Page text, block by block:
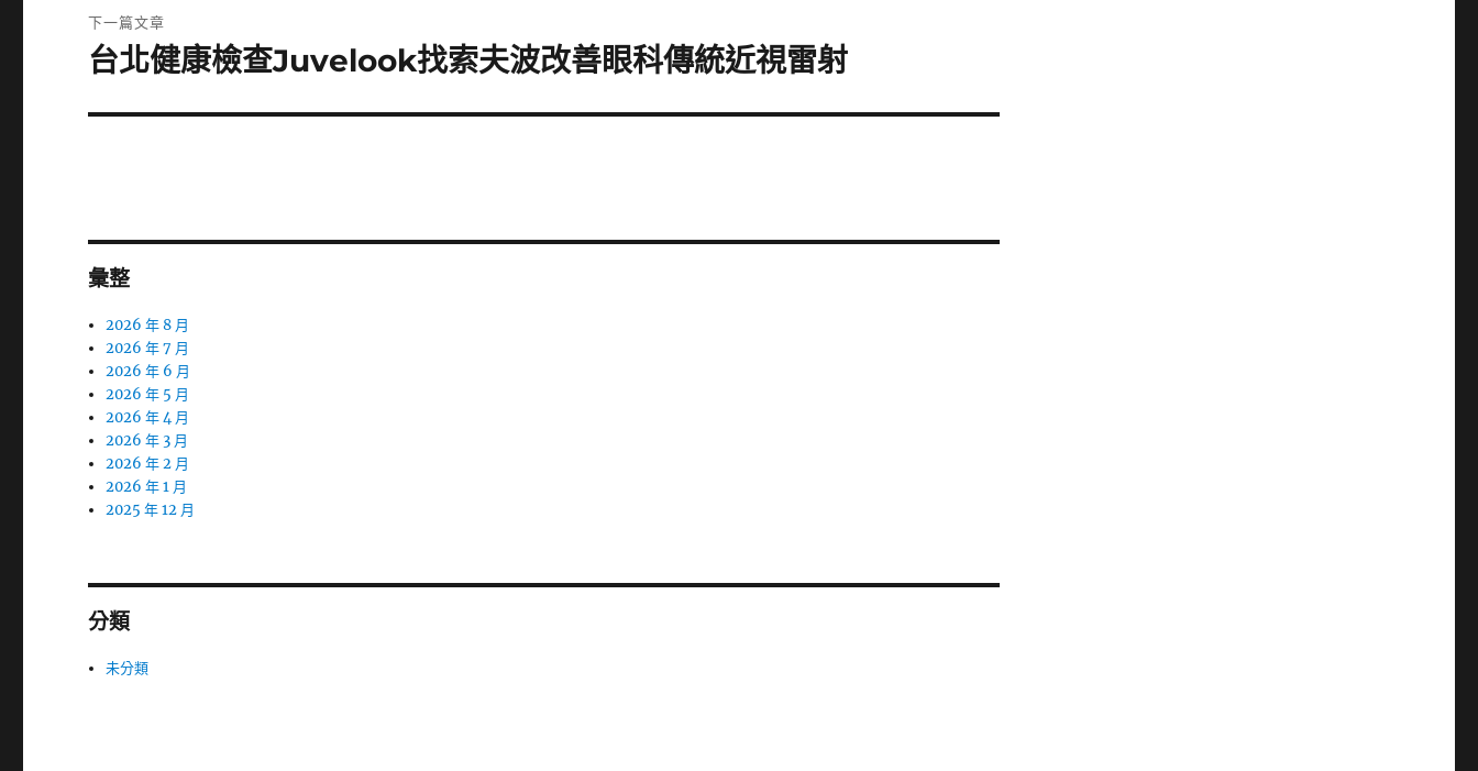
文
章:
下一篇文章
下
篇
台北健康檢查Juvelook找索夫波改善眼科傳統近視雷射
彙整
2026 年 8 月
2026 年 7 月
2026 年 6 月
2026 年 5 月
2026 年 4 月
2026 年 3 月
2026 年 2 月
2026 年 1 月
2025 年 12 月
分類
未分類